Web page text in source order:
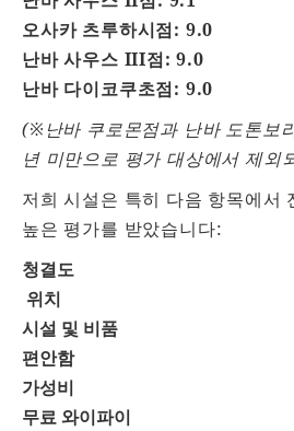
오사카 츠루하시점: 9.0
난바 사우스 III점: 9.0
난바 다이코쿠초점: 9.0
(※난바 쿠로몬점과 난바 도톤보
년 미만으로 평가 대상에서 제외
저희 시설은 특히 다음 항목에서
높은 평가를 받았습니다:
청결도
위치
시설 및 비품
편안함
가성비
무료 와이파이